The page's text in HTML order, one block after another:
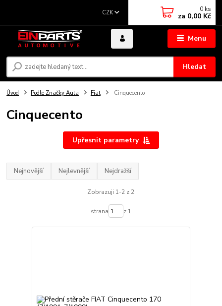
Menu
CZK
Hledat
0 ks
za 0,00 Kč
Úvod Podle Značky Auta Fiat Cinquecento
Cinquecento
Upřesnit parametry
Nejnovější Nejlevnější Nejdražší
Zobrazuji 1-2 z 2
strana z 1